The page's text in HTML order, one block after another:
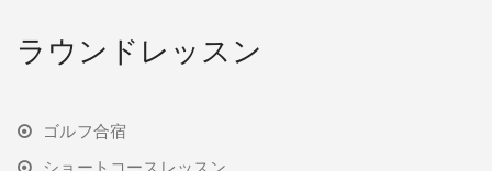
ラウンドレッスン
ゴルフ合宿
ショートコースレッスン